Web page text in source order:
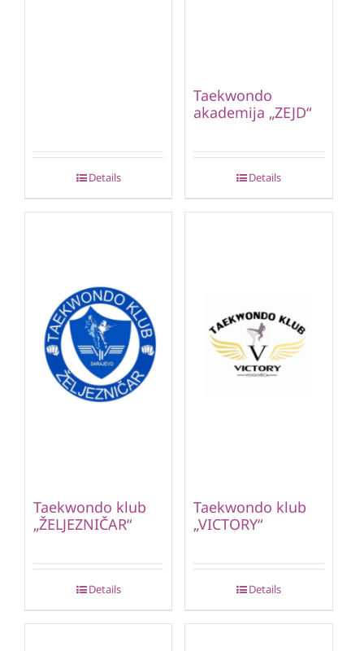
Details
Taekwondo
akademija „ZEJD“
Details
Taekwondo klub
„ŽELJEZNIČAR“
Details
Taekwondo klub
„VICTORY“
Details